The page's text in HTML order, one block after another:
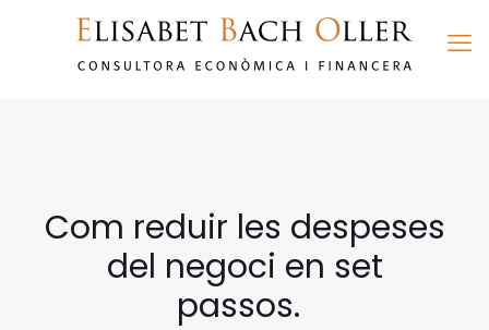
Com reduir les despeses
del negoci en set
passos.